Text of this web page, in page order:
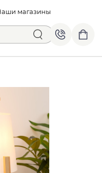
магазины